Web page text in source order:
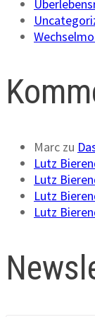
Marc zu
Lutz
Lutz
Lutz
Lutz